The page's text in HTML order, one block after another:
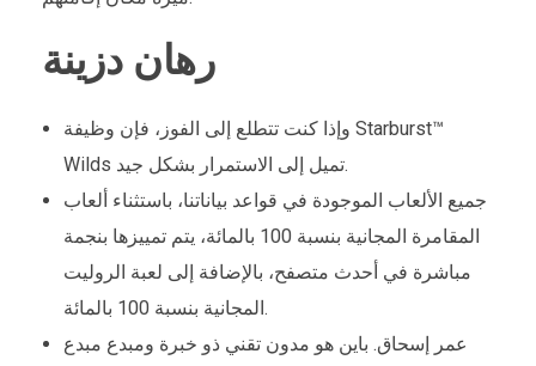
رهان دزينة
وإذا كنت تتطلع إلى الفوز، فإن وظيفة Starburst™
Wilds تميل إلى الاستمرار بشكل جيد.
جميع الألعاب الموجودة في قواعد بياناتنا، باستثناء ألعاب
المقامرة المجانية بنسبة 100 بالمائة، يتم تمييزها بنجمة
مباشرة في أحدث متصفح، بالإضافة إلى لعبة الروليت
المجانية بنسبة 100 بالمائة.
عمر إسحاق. باين هو مدون تقني ذو خبرة ومبدع مبدع